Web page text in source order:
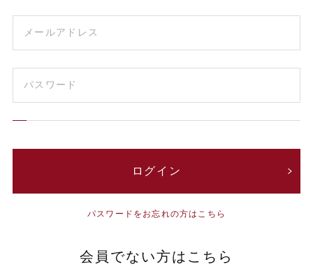
パスワードをお忘れの方はこちら
会員でない方はこちら